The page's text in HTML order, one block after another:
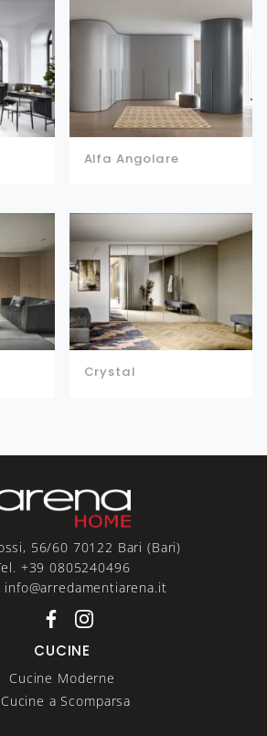
Alfa Angolare
Crystal
56/60 70122 Bari (Bari)
+39 0805240496
info@arredamentiarena.it
CUCINE
Cucine Moderne
Cucine a Scomparsa